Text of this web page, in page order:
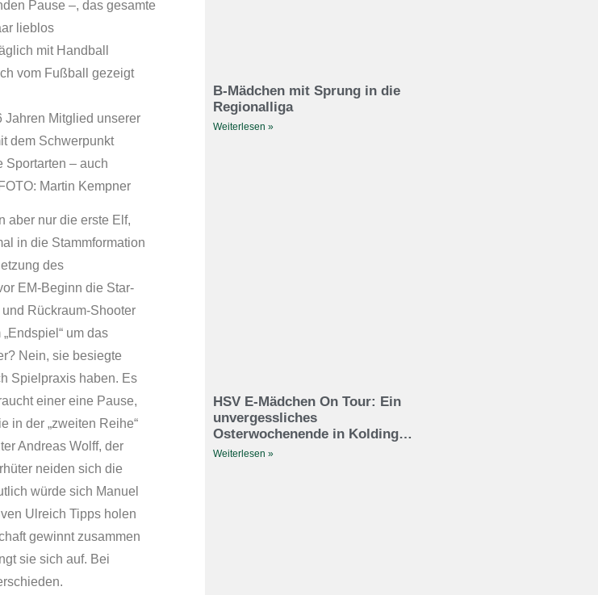
Pause –, das gesamte
lieblos
mit Handball
vom Fußball gezeigt
Jahren Mitglied unserer
dem Schwerpunkt
Sportarten – auch
Martin Kempner
aber nur die erste Elf,
in die Stammformation
des
EM-Beginn die Star-
Rückraum-Shooter
um das
Nein, sie besiegte
Spielpraxis haben. Es
einer eine Pause,
in der „zweiten Reihe“
Andreas Wolff, der
neiden sich die
würde sich Manuel
Ulreich Tipps holen
gewinnt zusammen
sie sich auf. Bei
B-Mädchen mit Sprung in die
Regionalliga
Weiterlesen »
HSV E-Mädchen On Tour: Ein
unvergessliches
Osterwochenende in Kolding…
Weiterlesen »